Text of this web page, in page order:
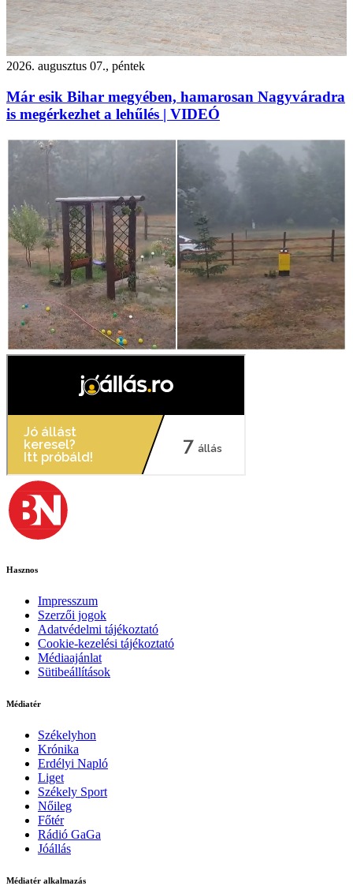
2026. augusztus 07., péntek
Már esik Bihar megyében, hamarosan Nagyváradra
is megérkezhet a lehűlés | VIDEÓ
Hasznos
Impresszum
Szerzői jogok
Adatvédelmi tájékoztató
Cookie-kezelési tájékoztató
Médiaajánlat
Sütibeállítások
Médiatér
Székelyhon
Krónika
Erdélyi Napló
Liget
Székely Sport
Nőileg
Főtér
Rádió GaGa
Jóállás
Médiatér alkalmazás